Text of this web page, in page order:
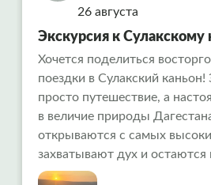
26 августа
Экскурсия к Сулакскому
незабываемый тур из
Каспийска
Хочется поделиться
поездки в Сулакский
просто путешествие, а
в величие природы
открываются с самых
захватывают дух и остаются
навсегда. Отдельная и огромная